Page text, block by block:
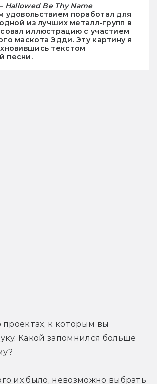
Hallowed Be Thy Name
удовольствием поработал для
из лучших металл-групп в
иллюстрацию с участием
маскота Эдди. Эту картину я
текстом
песни.
проектах, к которым вы
Какой запомнился больше
их было, невозможно выбрать